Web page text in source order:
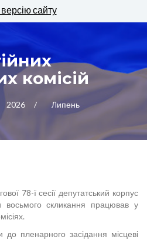
сайту
комісій
2026 Липень
78-ї сесії депутатський корпус
восьмого скликання працював у
до пленарного засідання місцеві